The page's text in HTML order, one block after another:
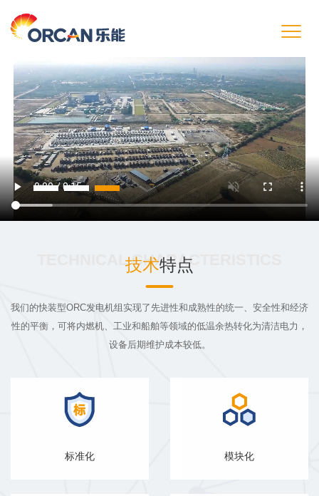
TECHNICAL CHARACTERISTICS
技术特点
我们的快装型ORC发电机组实现了先进性和成熟性的统一、安全性和经济
性的平衡，可将内燃机、工业和船舶等领域的低温余热转化为清洁电力，
设备后期维护成本较低。
标准化 模块化